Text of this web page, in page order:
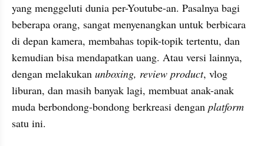
yang menggeluti dunia per-Youtube-an. Pasalnya bagi
beberapa orang, sangat menyenangkan untuk berbicara
di depan kamera, membahas topik-topik tertentu, dan
kemudian bisa mendapatkan uang. Atau versi lainnya,
dengan melakukan unboxing, review product, vlog
liburan, dan masih banyak lagi, membuat anak-anak
muda berbondong-bondong berkreasi dengan platform
satu ini.